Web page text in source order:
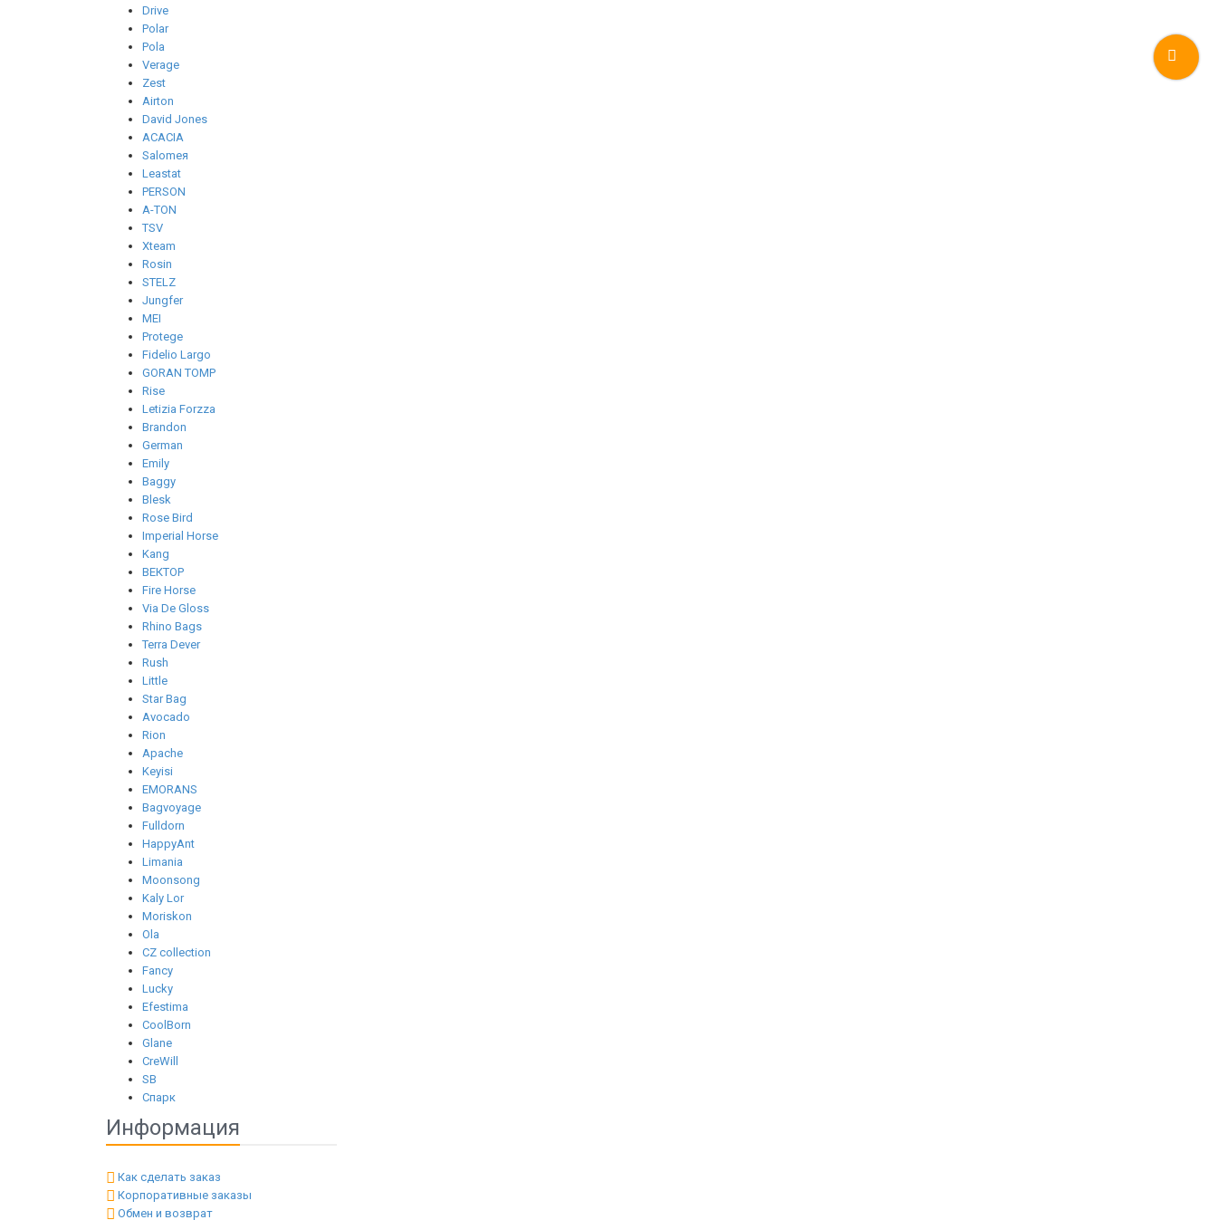
Drive
Polar
Pola
Verage
Zest
Airton
David Jones
ACACIA
Salomeя
Leastat
PERSON
A-TON
TSV
Xteam
Rosin
STELZ
Jungfer
MEI
Protege
Fidelio Largo
GORAN TOMP
Rise
Letizia Forzza
Brandon
German
Emily
Baggy
Blesk
Rose Bird
Imperial Horse
Kang
ВЕКТОР
Fire Horse
Via De Gloss
Rhino Bags
Terra Dever
Rush
Little
Star Bag
Avocado
Rion
Apache
Keyisi
EMORANS
Bagvoyage
Fulldorn
HappyAnt
Limania
Moonsong
Kaly Lor
Moriskon
Ola
CZ collection
Fancy
Lucky
Efestima
CoolBorn
Glane
CreWill
SB
Спарк
Информация
Как сделать заказ
Корпоративные заказы
Обмен и возврат